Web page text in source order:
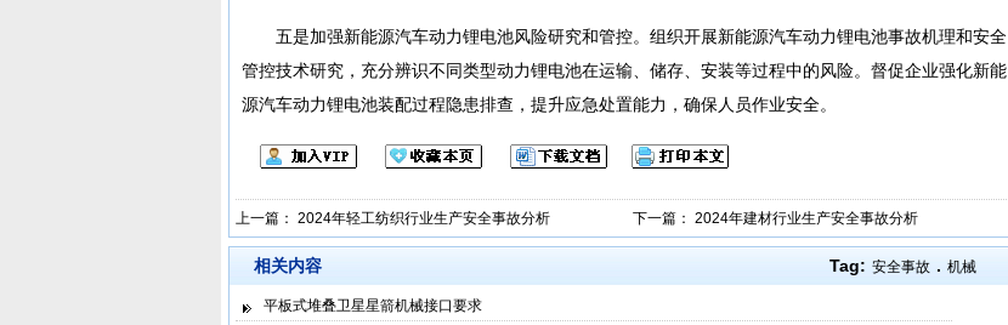
五是加强新能源汽车动力锂电池风险研究和管控。组织开展新能源汽车动力锂电池事故机理和安全
管控技术研究，充分辨识不同类型动力锂电池在运输、储存、安装等过程中的风险。督促企业强化新能
源汽车动力锂电池装配过程隐患排查，提升应急处置能力，确保人员作业安全。
下一篇： 2024年建材行业生产安全事故分析
上一篇： 2024年轻工纺织行业生产安全事故分析
Tag: 安全事故 . 机械
相关内容
平板式堆叠卫星星箭机械接口要求